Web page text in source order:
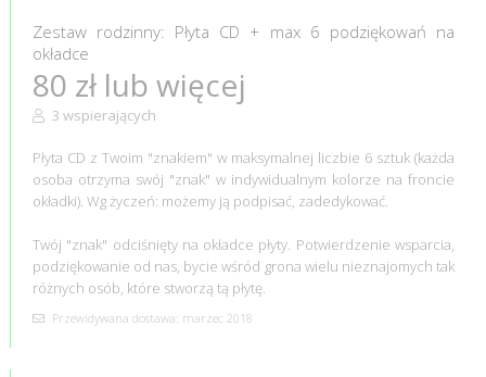
Zestaw rodzinny: Płyta CD + max 6 podziękowań na
okładce
80 zł lub więcej
3 wspierających
Płyta CD z Twoim "znakiem" w maksymalnej liczbie 6 sztuk (każda
osoba otrzyma swój "znak" w indywidualnym kolorze na froncie
okładki). Wg życzeń: możemy ją podpisać, zadedykować.
Twój "znak" odciśnięty na okładce płyty. Potwierdzenie wsparcia,
podziękowanie od nas, bycie wśród grona wielu nieznajomych tak
różnych osób, które stworzą tą płytę.
Przewidywana dostawa: marzec 2018